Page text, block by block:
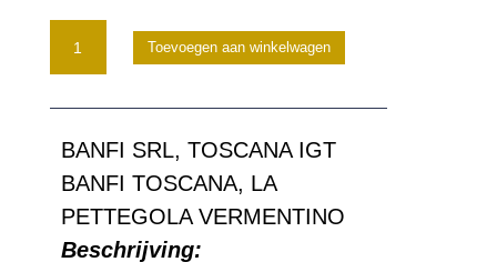
Pettegola
aantal
Toevoegen aan winkelwagen
BANFI SRL, TOSCANA IGT
BANFI TOSCANA, LA
PETTEGOLA VERMENTINO
Beschrijving: